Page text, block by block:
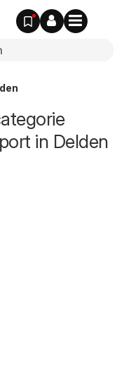
in Delden